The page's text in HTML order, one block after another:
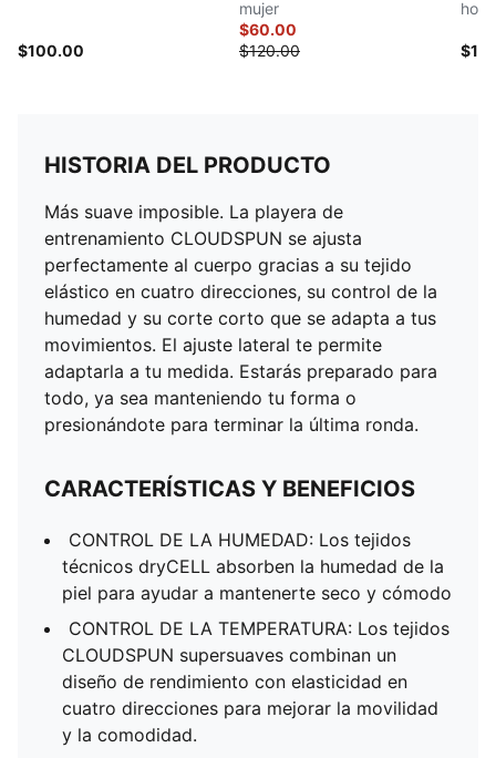
$100.00
mujer
$60.00
$120.00
HISTORIA DEL PRODUCTO
Más suave imposible. La playera de
entrenamiento CLOUDSPUN se ajusta
perfectamente al cuerpo gracias a su tejido
elástico en cuatro direcciones, su control de la
humedad y su corte corto que se adapta a tus
movimientos. El ajuste lateral te permite
adaptarla a tu medida. Estarás preparado para
todo, ya sea manteniendo tu forma o
presionándote para terminar la última ronda.
CARACTERÍSTICAS Y BENEFICIOS
CONTROL DE LA HUMEDAD: Los tejidos
técnicos dryCELL absorben la humedad de la
piel para ayudar a mantenerte seco y cómodo
CONTROL DE LA TEMPERATURA: Los tejidos
CLOUDSPUN supersuaves combinan un
diseño de rendimiento con elasticidad en
cuatro direcciones para mejorar la movilidad
y la comodidad.